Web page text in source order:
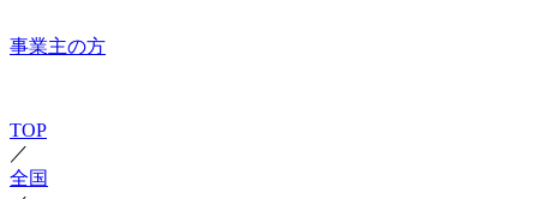
事業主の方
TOP
／
全国